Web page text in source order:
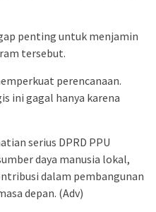
penting untuk menjamin
tersebut.
perencanaan.
ini gagal hanya karena
serius DPRD PPU
daya manusia lokal,
dalam pembangunan
depan. (Adv)